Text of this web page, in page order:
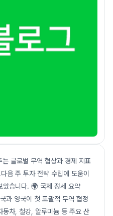
글로벌 무역 협상과 경제 지표
음 주 투자 전략 수립에 도움이
았습니다. 🌍 국제 정세 요약
영국이 첫 포괄적 무역 협정
동차, 철강, 알루미늄 등 주요 산